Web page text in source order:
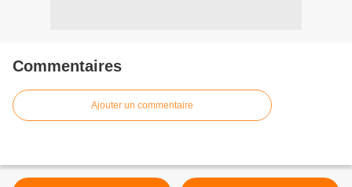
Commentaires
Ajouter un commentaire